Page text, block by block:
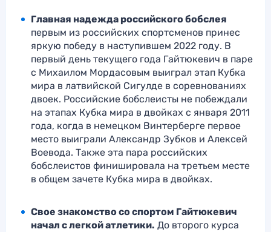
Главная надежда российского бобслея
первым из российских спортсменов принес
яркую победу в наступившем 2022 году. В
первый день текущего года Гайтюкевич в паре
с Михаилом Мордасовым выиграл этап Кубка
мира в латвийской Сигулде в соревнованиях
двоек. Российские бобслеисты не побеждали
на этапах Кубка мира в двойках с января 2011
года, когда в немецком Винтерберге первое
место выиграли Александр Зубков и Алексей
Воевода. Также эта пара российских
бобслеистов финишировала на третьем месте
в общем зачете Кубка мира в двойках.
Свое знакомство со спортом Гайтюкевич
начал с легкой атлетики. До второго курса